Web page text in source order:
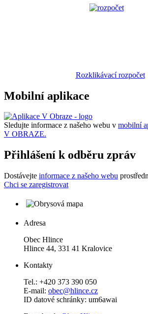
Rozklikávací rozpočet
Mobilní aplikace
Sledujte informace z našeho webu v mobilní
V OBRAZE.
Přihlášení k odběru zpráv
Dostávejte informace z našeho webu
Chci se zaregistrovat
Adresa
Obec Hlince
Hlince 44, 331 41 Kralovice
Kontakty
Tel.: +420 373 390 050
E-mail: obec@hlince.cz
ID datové schránky: um6awai